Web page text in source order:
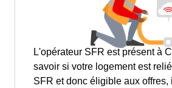
L'opérateur SFR est présent à
savoir si votre logement est
SFR et donc éligible aux offres,